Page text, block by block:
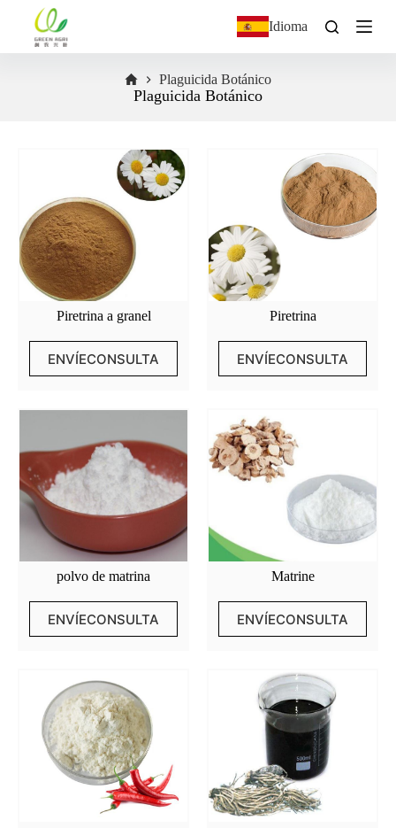
n
i
d
o
Idioma
Plaguicida Botánico
Plaguicida Botánico
Piretrina a granel
ENVÍECONSULTA
Piretrina
ENVÍECONSULTA
polvo de matrina
ENVÍECONSULTA
Matrine
ENVÍECONSULTA